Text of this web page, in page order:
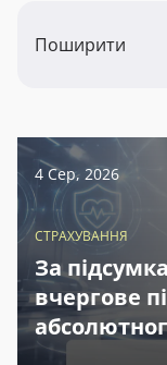
Поширити
4 Сер, 2026
СТРАХУВАННЯ
За
вчергове